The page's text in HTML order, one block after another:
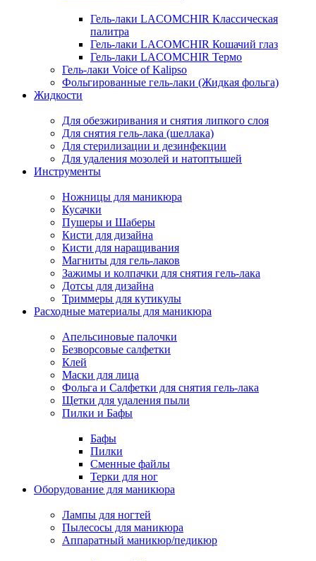
Гель-лаки LACOMCHIR Классическая
палитра
Гель-лаки LACOMCHIR Кошачий глаз
Гель-лаки LACOMCHIR Термо
Гель-лаки Voice of Kalipso
Фольгированные гель-лаки (Жидкая фольга)
Жидкости
Для обезжиривания и снятия липкого слоя
Для снятия гель-лака (шеллака)
Для стерилизации и дезинфекции
Для удаления мозолей и натоптышей
Инструменты
Ножницы для маникюра
Кусачки
Пушеры и Шаберы
Кисти для дизайна
Кисти для наращивания
Магниты для гель-лаков
Зажимы и колпачки для снятия гель-лака
Дотсы для дизайна
Триммеры для кутикулы
Расходные материалы для маникюра
Апельсиновые палочки
Безворсовые салфетки
Клей
Маски для лица
Фольга и Салфетки для снятия гель-лака
Щетки для удаления пыли
Пилки и Бафы
Бафы
Пилки
Сменные файлы
Терки для ног
Оборудование для маникюра
Лампы для ногтей
Пылесосы для маникюра
Аппаратный маникюр/педикюр